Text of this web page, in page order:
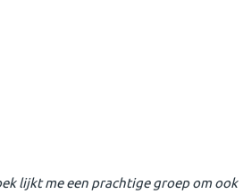
lijkt me een prachtige groep om ook